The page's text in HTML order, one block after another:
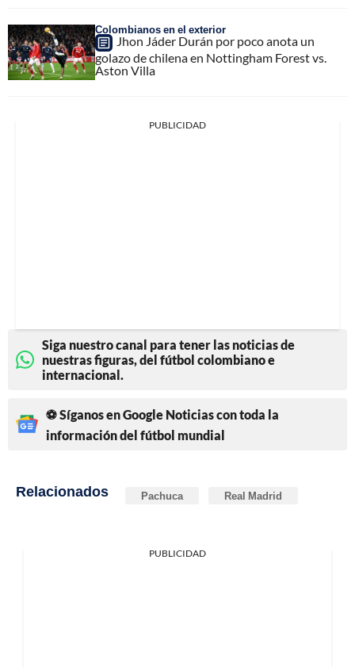
Colombianos en el exterior
Jhon Jáder Durán por poco anota un
golazo de chilena en Nottingham Forest vs.
Aston Villa
PUBLICIDAD
Siga nuestro canal para tener las noticias de
nuestras figuras, del fútbol colombiano e
internacional.
⚽ Síganos en Google Noticias con toda la
información del fútbol mundial
Relacionados Pachuca Real Madrid
PUBLICIDAD